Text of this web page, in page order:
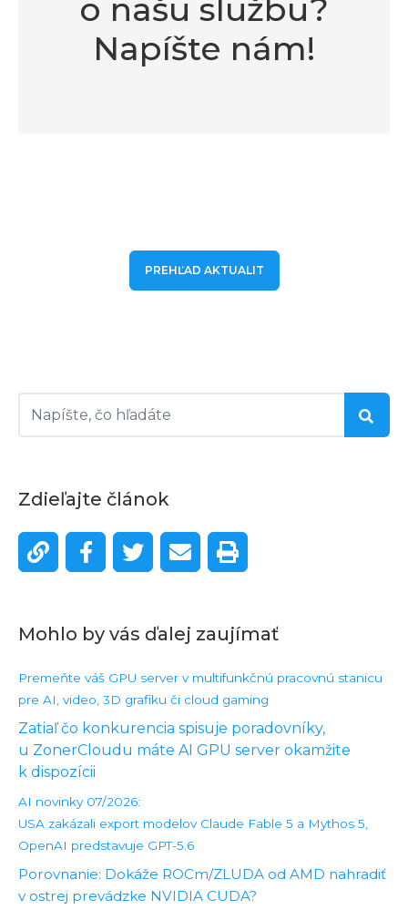
Zdieľajte článok
Mohlo by vás ďalej zaujímať
Premeňte váš GPU server v multifunkčnú pracovnú stanicu
pre AI, video, 3D grafiku či cloud gaming
Zatiaľ čo konkurencia spisuje poradovníky,
u ZonerCloudu máte AI GPU server okamžite
k dispozícii
AI novinky 07/2026:
USA zakázali export modelov Claude Fable 5 a Mythos 5,
OpenAI predstavuje GPT-5.6
Porovnanie: Dokáže ROCm/ZLUDA od AMD nahradiť
v ostrej prevádzke NVIDIA CUDA?
o našu službu?
Napíšte nám!
PREHĽAD AKTUALIT